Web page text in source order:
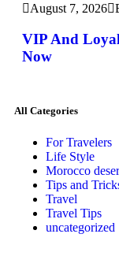
August 7, 2026
VIP And
Now
All Categories
For Travelers
Life Style
Morocco
Tips and
Travel
Travel Tips
uncategorized